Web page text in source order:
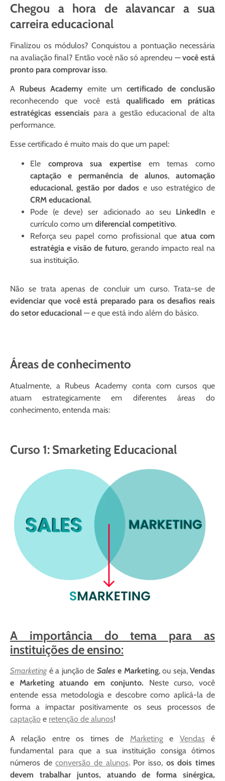
Chegou a hora de alavancar a sua
carreira educacional
Finalizou os módulos? Conquistou a pontuação necessária
na avaliação final? Então você não só aprendeu —você está
pronto para comprovar isso.
A Rubeus Academy emite um certificado de conclusão
reconhecendo que você estáqualificado em práticas
estratégicas essenciais para a gestão educacional de alta
performance.
Esse certificado é muito mais do que um papel:
Ele comprova sua expertise em temas como
captação e permanência de alunos, automação
educacional,gestão por dados e uso estratégico de
CRM educacional.
Pode (e deve) ser adicionado ao seu LinkedIn e
currículo como um diferencial competitivo.
Reforça seu papel como profissional que atua com
estratégia e visão de futuro, gerando impacto real na
sua instituição.
Não se trata apenas de concluir um curso. Trata-se de
evidenciar que você está preparado para os desafios reais
do setor educacional — e que está indo além do básico.
Áreas de conhecimento
Atualmente, a Rubeus Academy conta com cursos que
atuam estrategicamente em diferentes áreas do
conhecimento, entenda mais:
Curso 1: Smarketing Educacional
A importância do tema para as
instituições de ensino:
Smarketingé a junção de Salese Marketing, ou seja, Vendas
e Marketing atuando em conjunto. Neste curso, você
entende essa metodologia e descobre como aplicá-la de
forma a impactar positivamente os seus processos de
captação e retenção de alunos!
A relação entre os times de Marketinge Vendas é
fundamental para que a sua instituição consiga ótimos
números deconversão de alunos. Por isso, os dois times
devem trabalhar juntos, atuando de forma sinérgica,